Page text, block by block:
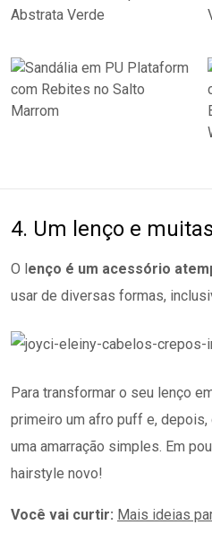
4. Um lenço e
O lenço é um acessório
usar de diversas formas,
Para transformar o seu lenço
primeiro um afro puff e,
uma amarração simples. Em
hairstyle novo!
Você vai curtir: Mais ideias